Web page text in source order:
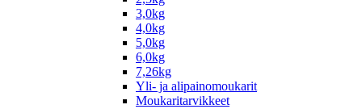
3,0kg
4,0kg
5,0kg
6,0kg
7,26kg
Yli- ja alipainomoukarit
Moukaritarvikkeet